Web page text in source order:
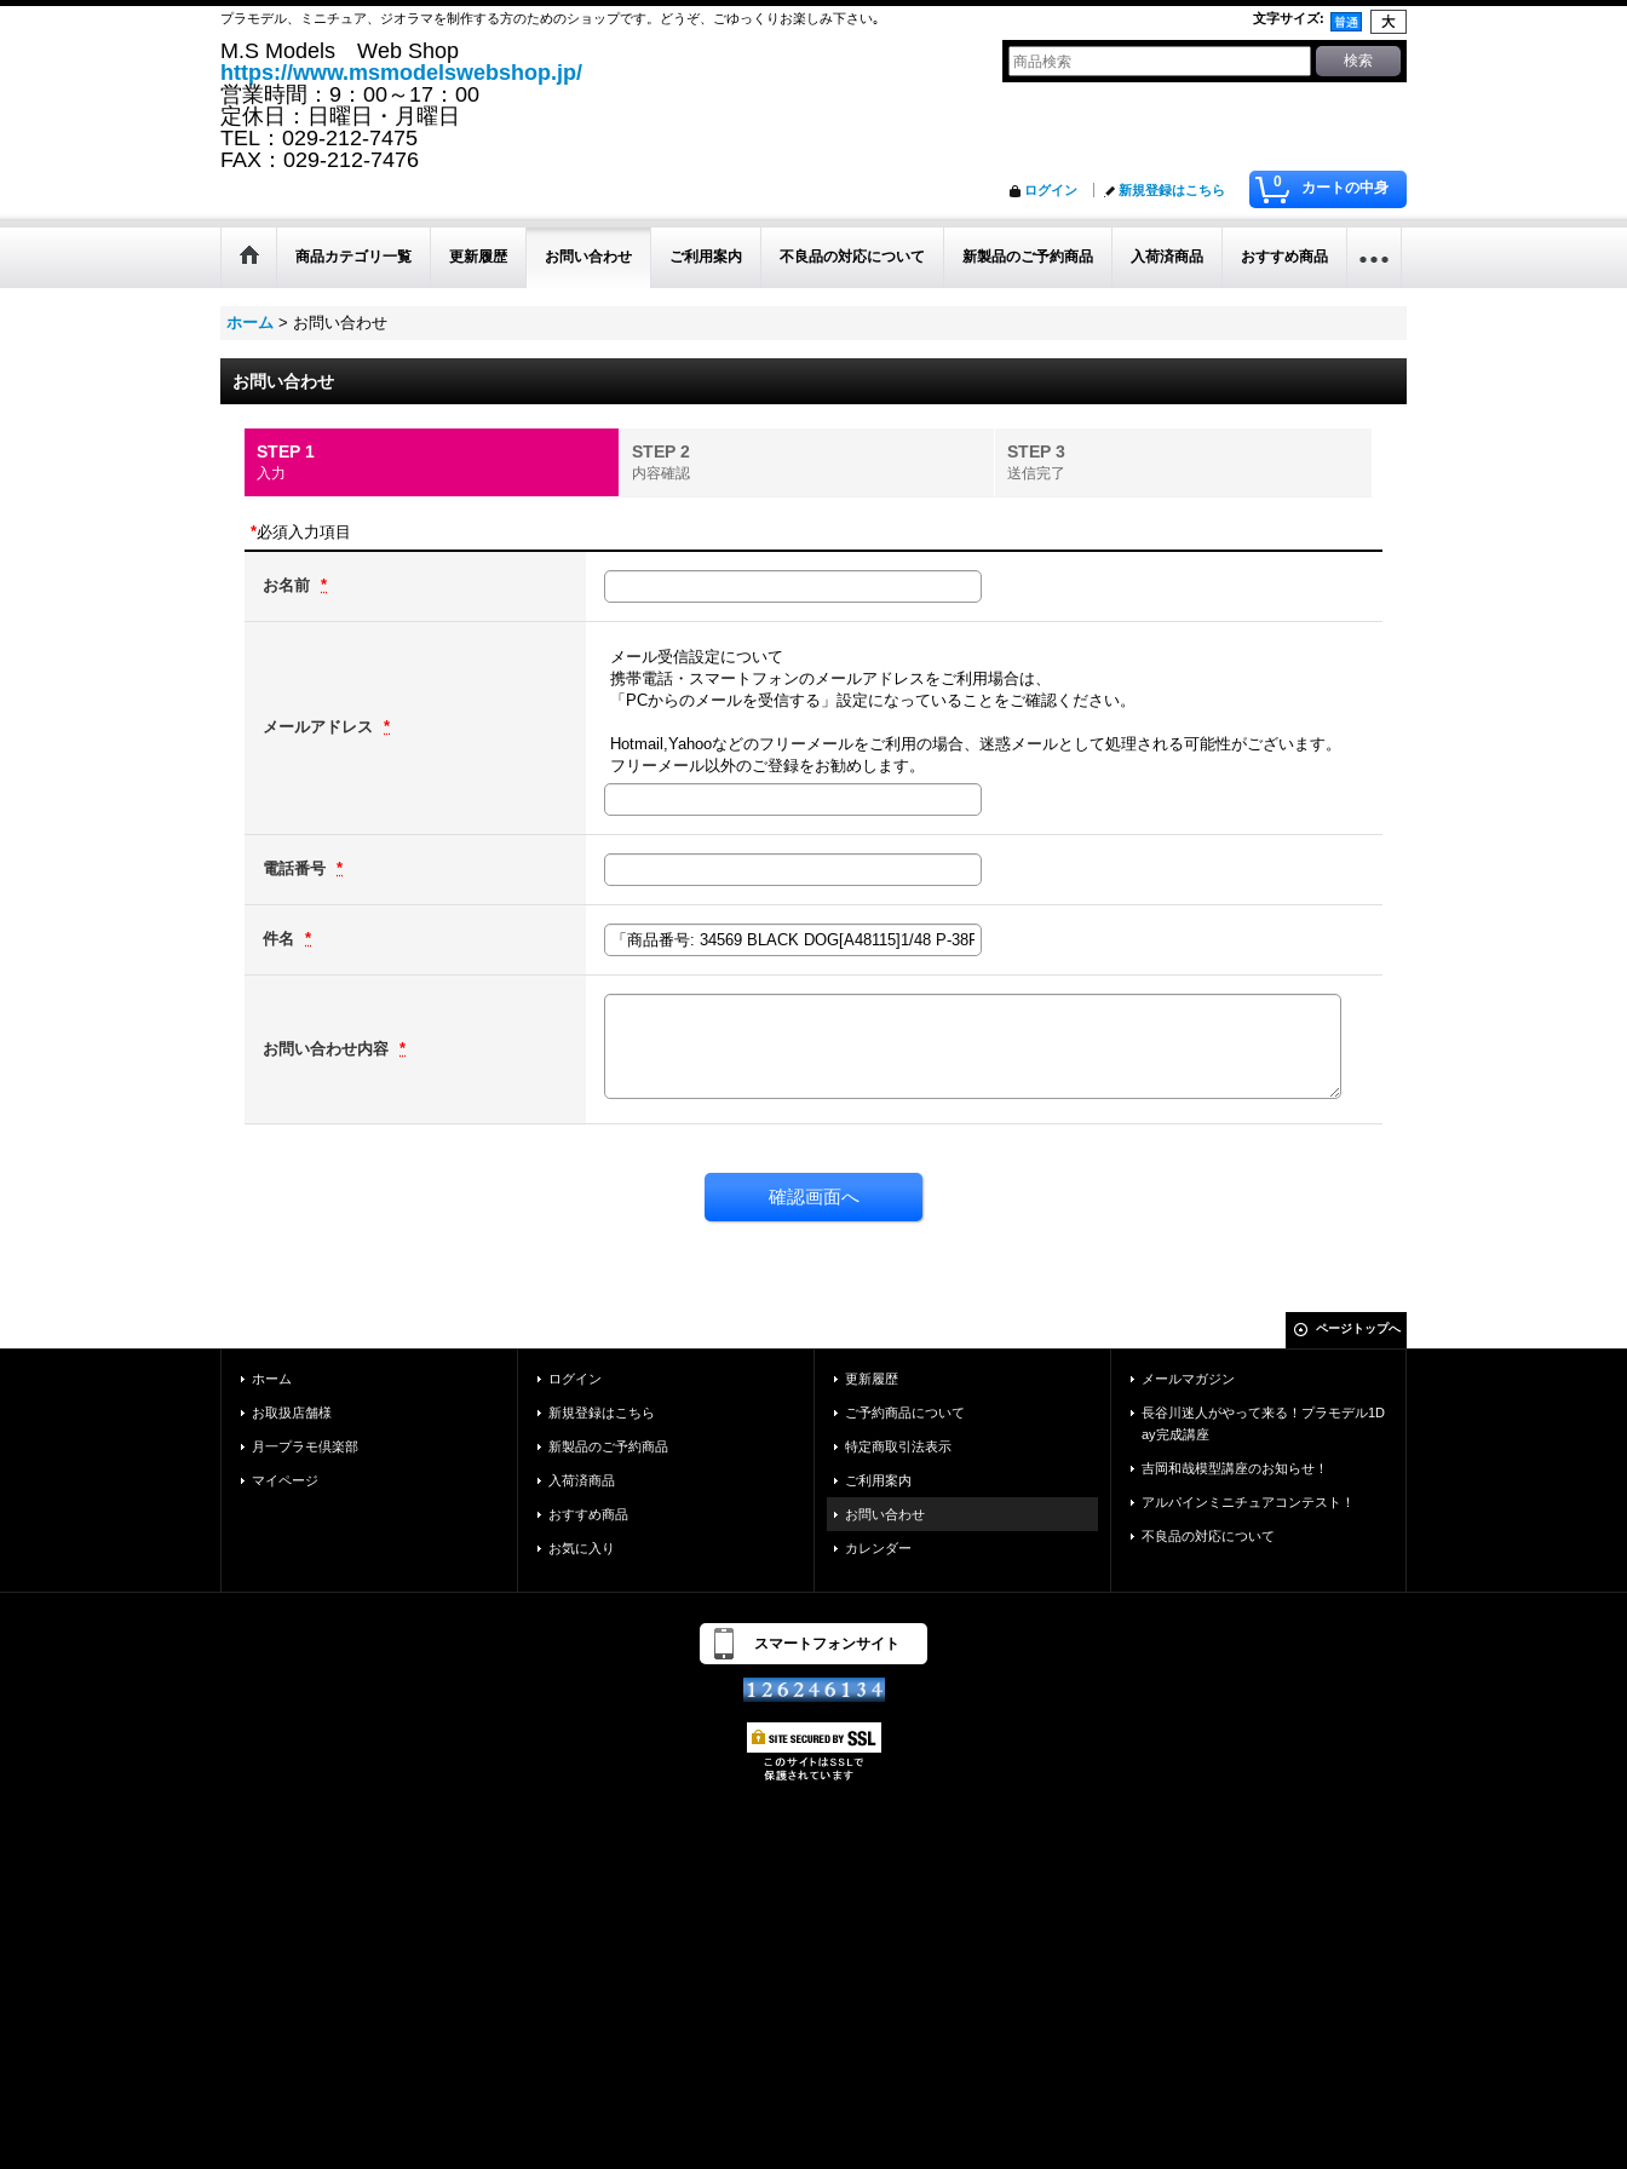
プラモデル、ミニチュア、ジオラマを制作する方のためのショップです。どうぞ、ごゆっくりお楽しみ下さい｡ 文字サイズ:
M.S Models Web Shop
https://www.msmodelswebshop.jp/
営業時間：9：00～17：00
定休日：日曜日・月曜日
TEL：029-212-7475
FAX：029-212-7476
0 カートの中身
ログイン 新規登録はこちら
商品カテゴリ一覧 更新履歴 お問い合わせ ご利用案内 不良品の対応について 新製品のご予約商品 入荷済商品 おすすめ商品
ホーム > お問い合わせ
お問い合わせ
STEP 1
入力
STEP 2
内容確認
STEP 3
送信完了
*必須入力項目
お名前 *
メールアドレス *
メール受信設定について
携帯電話・スマートフォンのメールアドレスをご利用場合は、
「PCからのメールを受信する」設定になっていることをご確認ください。
Hotmail,Yahooなどのフリーメールをご利用の場合、迷惑メールとして処理される可能性がございます。
フリーメール以外のご登録をお勧めします。
電話番号 *
件名 *
お問い合わせ内容 *
ページトップへ
ホーム
お取扱店舗様
月一プラモ倶楽部
マイページ
ログイン
新規登録はこちら
新製品のご予約商品
入荷済商品
おすすめ商品
お気に入り
更新履歴
ご予約商品について
特定商取引法表示
ご利用案内
お問い合わせ
カレンダー
メールマガジン
長谷川迷人がやって来る！プラモデル1D
ay完成講座
吉岡和哉模型講座のお知らせ！
アルパインミニチュアコンテスト！
不良品の対応について
スマートフォンサイト